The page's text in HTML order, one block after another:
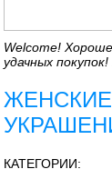
Welcome!
удачных покупок!
ЖЕНСКИЕ
КАТЕГОРИИ: